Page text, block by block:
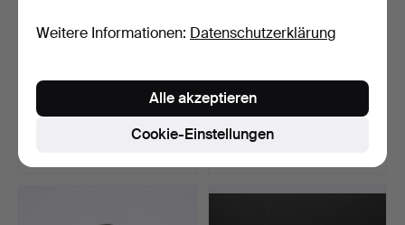
Ein Set aus 6 Weingläsern,
Beendet 10. Mai 2026
Eine
Porphyrbutterasche/Schlie
ßfach aus de…
Beendet 10. Mai 2026
29 Gebote
Weitere Informationen: Datenschutzerklärung
Cookie-Einstellungen
Alle akzeptieren